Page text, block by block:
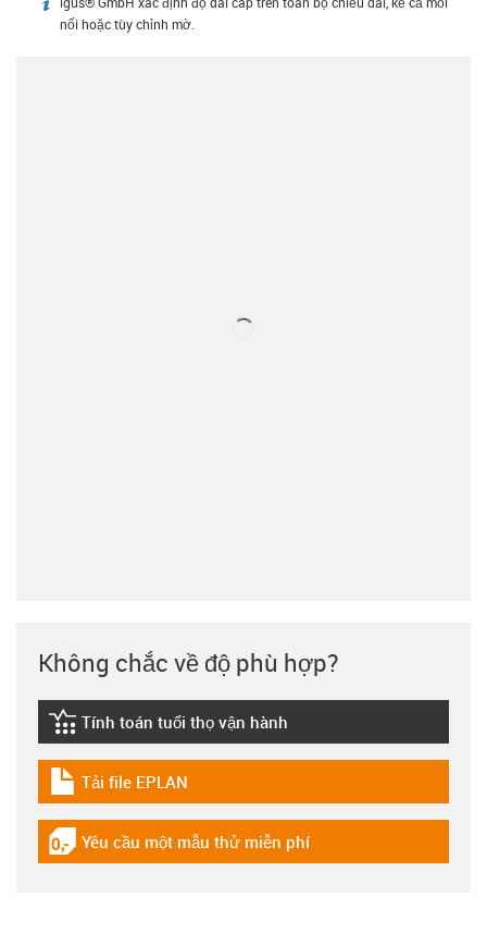
igus-icon-info
nối hoặc tùy chỉnh mờ.
Không chắc về độ phù hợp?
igus-icon-lebensdauerrechner
Tính toán tuổi thọ vận hành
igus-icon-download-plan
Tải file EPLAN
igus-icon-gratismuster
Yêu cầu một mẫu thử miễn phí